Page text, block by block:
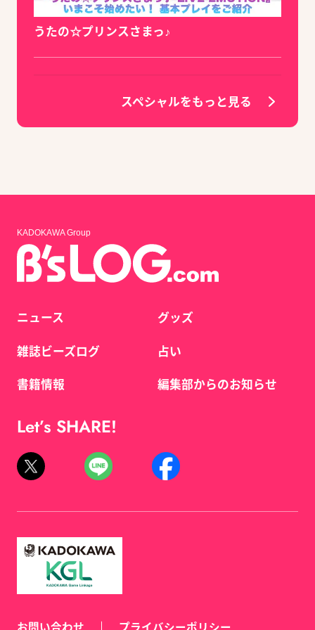
うたの☆プリンスさまっ♪
スペシャルをもっと見る
KADOKAWA Group
ニュース
雑誌ビーズログ
書籍情報
グッズ
占い
編集部からのお知らせ
Let’s SHARE!
お問い合わせ プライバシーポリシー